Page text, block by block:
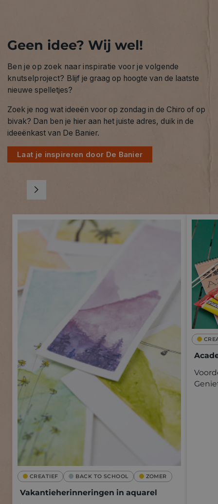
Geen idee? Wij wel!
Ben je op zoek naar inspiratie voor je volgende
knutselproject? Blijf je graag op hoogte van de laatste
nieuwe spelletjes?
Zoek je nog wat ideeën voor op zondag in de Chiro of op
bivak? Dan ben je hier aan het juiste adres, duik in de
ideeënkast van De Banier.
Laat je inspireren door De Banier
CREATIEF BACK TO SCHOOL ZOMER
Vakantieherinneringen in aquarel